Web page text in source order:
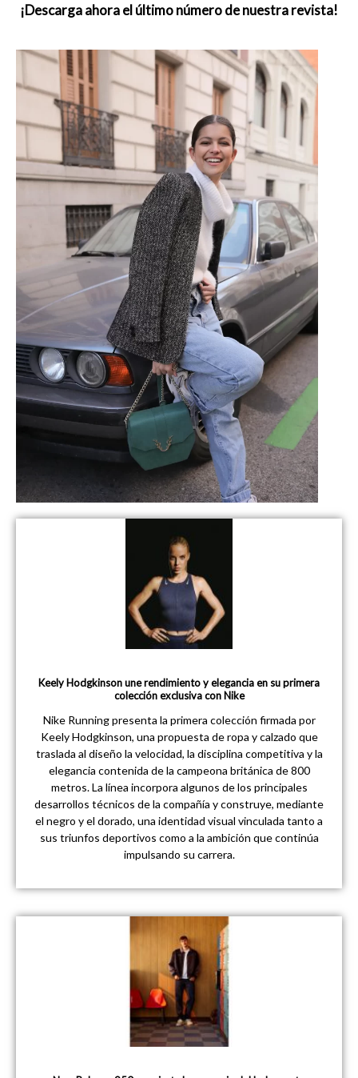
¡Descarga ahora el último número de nuestra revista!
Keely Hodgkinson une rendimiento y elegancia en su primera
colección exclusiva con Nike
Nike Running presenta la primera colección firmada por
Keely Hodgkinson, una propuesta de ropa y calzado que
traslada al diseño la velocidad, la disciplina competitiva y la
elegancia contenida de la campeona británica de 800
metros. La línea incorpora algunos de los principales
desarrollos técnicos de la compañía y construye, mediante
el negro y el dorado, una identidad visual vinculada tanto a
sus triunfos deportivos como a la ambición que continúa
impulsando su carrera.